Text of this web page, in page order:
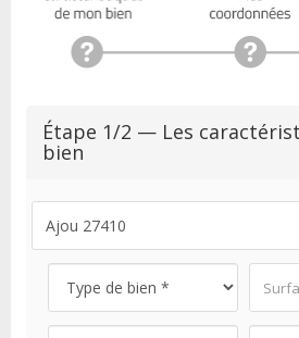
Étape 1/2 — Les
bien